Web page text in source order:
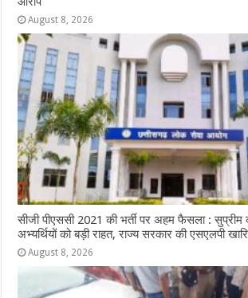
August 8, 2026
सीजी पीएससी 2021 की भर्ती पर अहम फैसला : सुप्रीम
अभ्यर्थियों को बड़ी राहत, राज्य सरकार की एसएलपी
August 8, 2026